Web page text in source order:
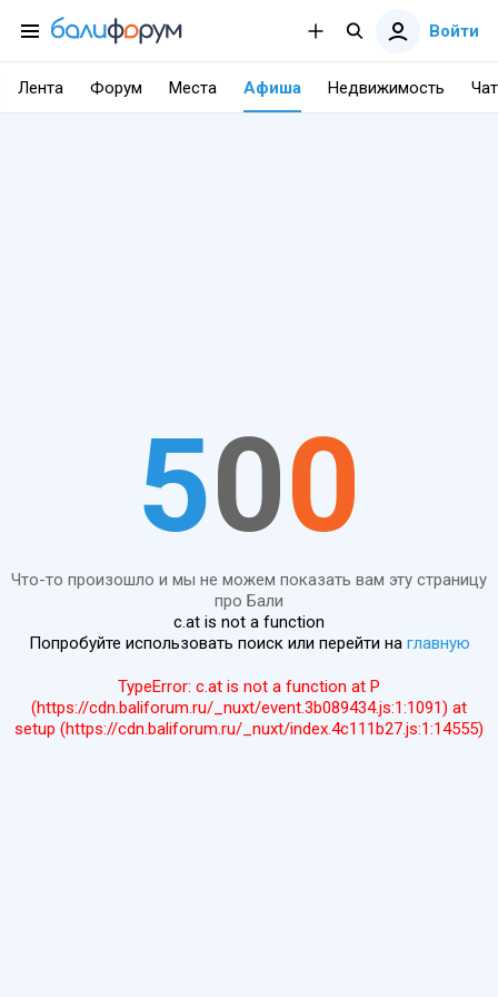
Войти
Лента Форум Места Афиша Недвижимость Чат
500
Что-то произошло и мы не можем показать вам эту страницу
про Бали
c.at is not a function
Попробуйте использовать поиск или перейти на главную
TypeError: c.at is not a function at P
(https://cdn.baliforum.ru/_nuxt/event.3b089434.js:1:1091) at
setup (https://cdn.baliforum.ru/_nuxt/index.4c111b27.js:1:14555)